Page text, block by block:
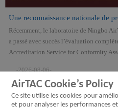
Récemment, le laboratoire de Ningbo
a passé avec succès l’évaluation
Accreditation Service for Conformity
-2026-08-06-
AirTAC Cookie’s Policy
Ce site utilise les cookies pour
et pour analyser les performances